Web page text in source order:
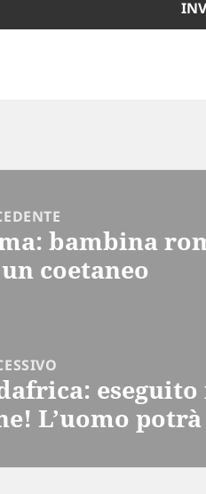
bambina
coetaneo
L’uomo